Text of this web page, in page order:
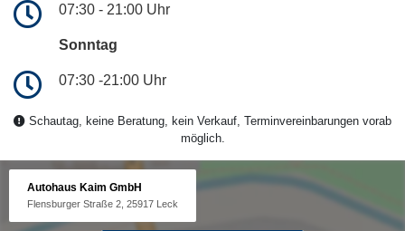
07:30 - 21:00 Uhr
Sonntag
07:30 -21:00 Uhr
Schautag, keine Beratung, kein Verkauf, Terminvereinbarungen vorab
möglich.
Autohaus Kaim GmbH
Flensburger Straße 2, 25917 Leck